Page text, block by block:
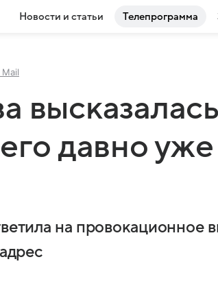
Новости и статьи Телепрограмма
давно уже
на провокационное